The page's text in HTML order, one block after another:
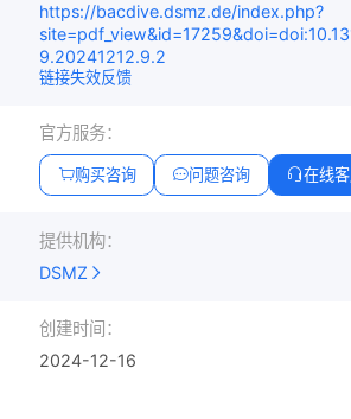
https://bacdive.dsmz.de/index.php?
9.20241212.9.2
链接失效反馈
官方服务：
购买咨询 问题咨询 在线
提供机构：
DSMZ
创建时间：
2024-12-16